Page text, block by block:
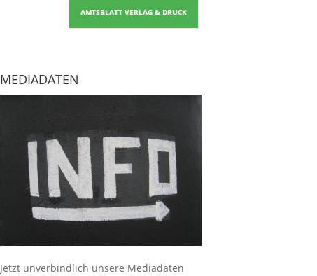
AMTSBLATT VERLAG & DRUCK
MEDIADATEN
Jetzt unverbindlich unsere Mediadaten